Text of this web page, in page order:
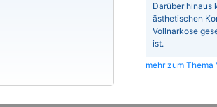
Darüber hinaus
ästhetischen
Vollnarkose
ist.
mehr zum